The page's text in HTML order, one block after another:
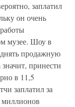
заплатил
он очень
музее. Шоу в
продажную
принести
в 11,5
заплатил за
миллионов